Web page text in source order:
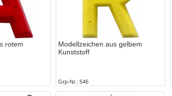
rotem
Modellzeichen aus gelbem
Kunststoff
Grp-Nr. 546